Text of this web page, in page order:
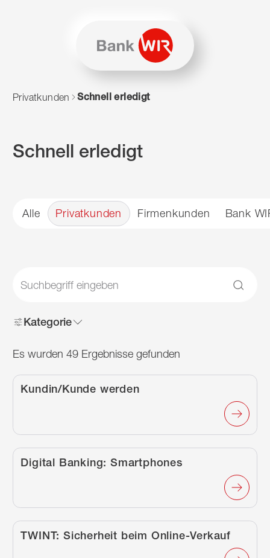
Zum Navigieren dieser Seite wird JavaScript benötigt.
Privatkunden Schnell erledigt
Schnell erledigt
Alle Privatkunden Firmenkunden Bank
Kategorie
Es wurden 49Ergebnisse gefunden
Kundin/Kunde werden
/de/schnell-erledigt/artikel/kundin/kunde-der-
Digital Banking: Smartphones
/de/schnell-erledigt/artikel/digital-banking-
TWINT: Sicherheit beim Online-Verkauf
/de/schnell-erledigt/artikel/twint-sicherheit-beim-